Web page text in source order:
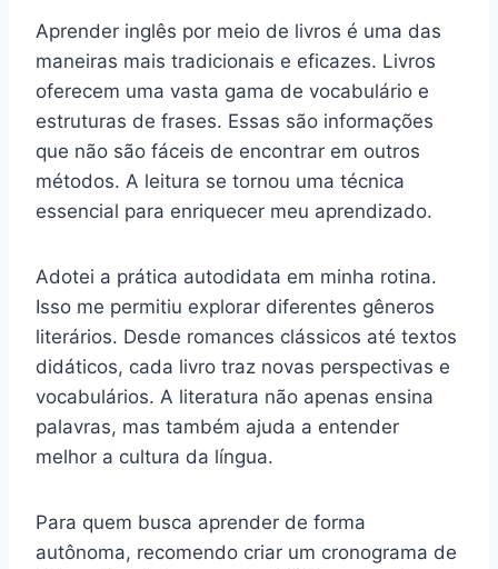
Aprender inglês por meio de livros é uma das
maneiras mais tradicionais e eficazes. Livros
oferecem uma vasta gama de vocabulário e
estruturas de frases. Essas são informações
que não são fáceis de encontrar em outros
métodos. A leitura se tornou uma técnica
essencial para enriquecer meu aprendizado.
Adotei a prática autodidata em minha rotina.
Isso me permitiu explorar diferentes gêneros
literários. Desde romances clássicos até textos
didáticos, cada livro traz novas perspectivas e
vocabulários. A literatura não apenas ensina
palavras, mas também ajuda a entender
melhor a cultura da língua.
Para quem busca aprender de forma
autônoma, recomendo criar um cronograma de